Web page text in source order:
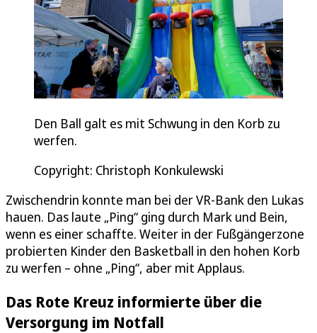
Den Ball galt es mit Schwung in den Korb zu
werfen.
Copyright: Christoph Konkulewski
Zwischendrin konnte man bei der VR-Bank den Lukas
hauen. Das laute „Ping“ ging durch Mark und Bein,
wenn es einer schaffte. Weiter in der Fußgängerzone
probierten Kinder den Basketball in den hohen Korb
zu werfen – ohne „Ping“, aber mit Applaus.
Das Rote Kreuz informierte über die
Versorgung im Notfall